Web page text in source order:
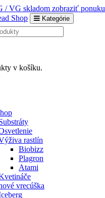
/ VG skladom zobraziť ponuku
Kategórie
v košíku.
rastlín
Biobizz
Plagron
Atami
vrecúška